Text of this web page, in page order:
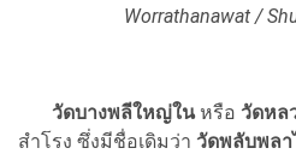
Worrathanawat /
วัดบางพลีใหญ่ในหรือ วัดหล
สำโรง ซึ่งมีชื่อเดิมว่า วัดพลับพล